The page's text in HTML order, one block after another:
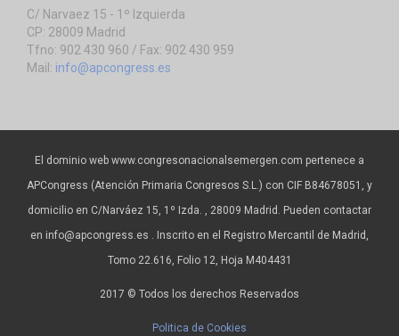
C/ Narvaez 15 - 1º Izquierda
CP: 28009 Madrid
Tfno: 902 430 960 / Fax: 902 430 959
Mail: info@apcongress.es
El dominio web www.congresonacionalsemergen.com pertenece a
APCongress (Atención Primaria Congresos S.L.) con CIF B84678051, y
domicilio en C/Narváez 15, 1º Izda. , 28009 Madrid. Pueden contactar
en info@apcongress.es . Inscrito en el Registro Mercantil de Madrid,
Tomo 22.616, Folio 12, Hoja M404431
2017 © Todos los derechos Reservados
Politica de Cookies